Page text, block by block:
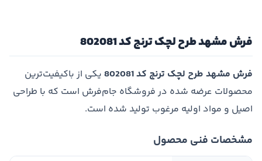
فرش مشهد طرح لچک ترنج کد 802081
فرش مشهد طرح لچک ترنج کد 802081
یکی از باکیفیت‌ترین
محصولات عرضه شده در فروشگاه جام‌فرش است که با طراحی
اصیل و مواد اولیه مرغوب تولید شده است.
مشخصات فنی محصول